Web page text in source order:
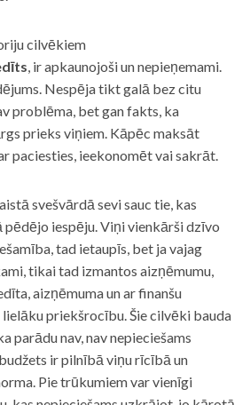
cilvēkiem
, ir apkaunojoši un nepieņemami.
Nespēja tikt galā bez citu
problēma, bet gan fakts, ka
prieks viņiem. Kāpēc maksāt
paciesties, ieekonomēt vai sakrāt.
svešvārdā sevi sauc tie, kas
pēdējo iespēju. Viņi vienkārši dzīvo
tad ietaupīs, bet ja vajag
tikai tad izmantos aizņēmumu,
aizņēmuma un ar finanšu
priekšrocību. Šie cilvēki bauda
parādu nav, nav nepieciešams
ir pilnībā viņu rīcībā un
Pie trūkumiem var vienīgi